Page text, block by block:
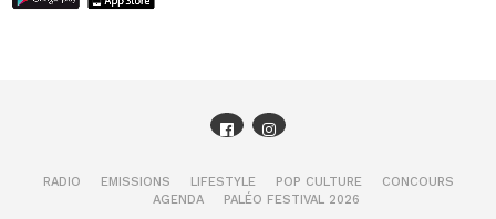
RADIO EMISSIONS LIFESTYLE POP CULTURE
CONCOURS
AGENDA
PALÉO FESTIVAL 2026